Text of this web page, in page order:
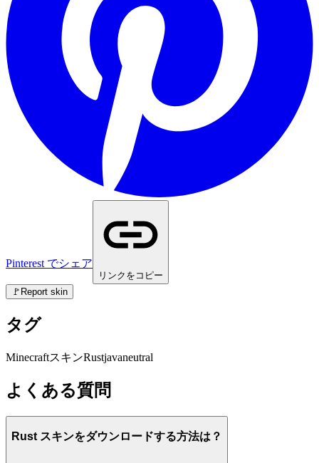
Pinterest でシェア
リンクをコピー
🚩 Report skin
タグ
MinecraftスキンRustjavaneutral
よくある質問
Rust スキンをダウンロードする方法は？